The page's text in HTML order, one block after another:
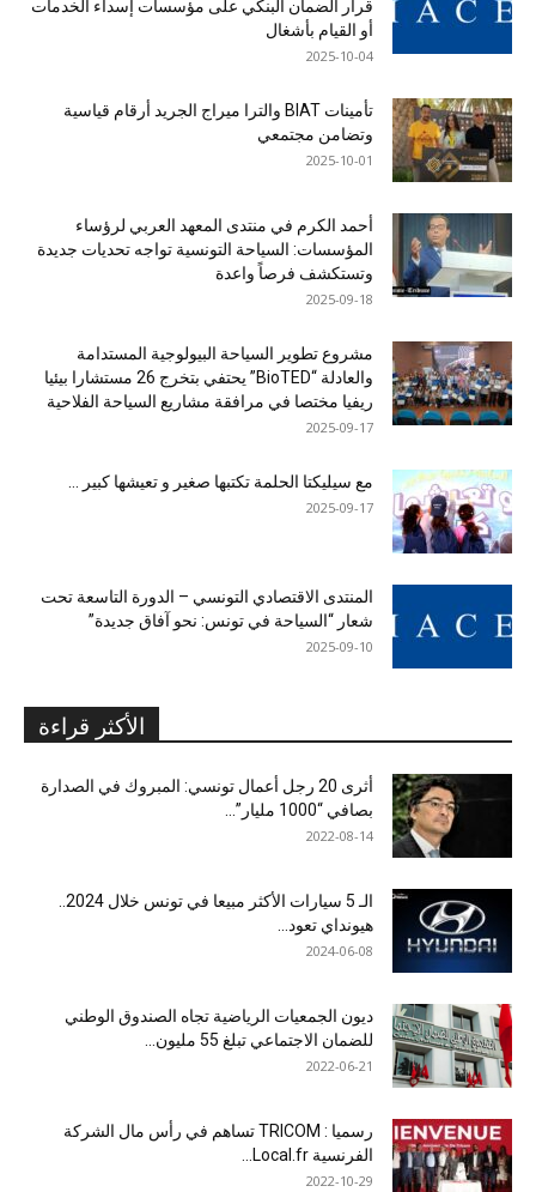
قرار الضمان البنكي على مؤسسات إسداء الخدمات
أو القيام بأشغال
2025-10-04
تأمينات BIAT والترا ميراج الجريد أرقام قياسية
وتضامن مجتمعي
2025-10-01
أحمد الكرم في منتدى المعهد العربي لرؤساء
المؤسسات: السياحة التونسية تواجه تحديات جديدة
وتستكشف فرصاً واعدة
2025-09-18
مشروع تطوير السياحة البيولوجية المستدامة
والعادلة “BioTED” يحتفي بتخرج 26 مستشارا بيئيا
ريفيا مختصا في مرافقة مشاريع السياحة الفلاحية
2025-09-17
مع سيليكتا الحلمة تكتبها صغير و تعيشها كبير …
2025-09-17
المنتدى الاقتصادي التونسي – الدورة التاسعة تحت
شعار “السياحة في تونس: نحو آفاق جديدة”
2025-09-10
الأكثر قراءة
أثرى 20 رجل أعمال تونسي: المبروك في الصدارة
بصافي “1000 مليار”...
2022-08-14
هيونداي تعود...
2024-06-08
ديون الجمعيات الرياضية تجاه الصندوق الوطني
للضمان الاجتماعي تبلغ 55 مليون...
2022-06-21
رسميا : TRICOM تساهم في رأس مال الشركة
الفرنسية Local.fr...
2022-10-29